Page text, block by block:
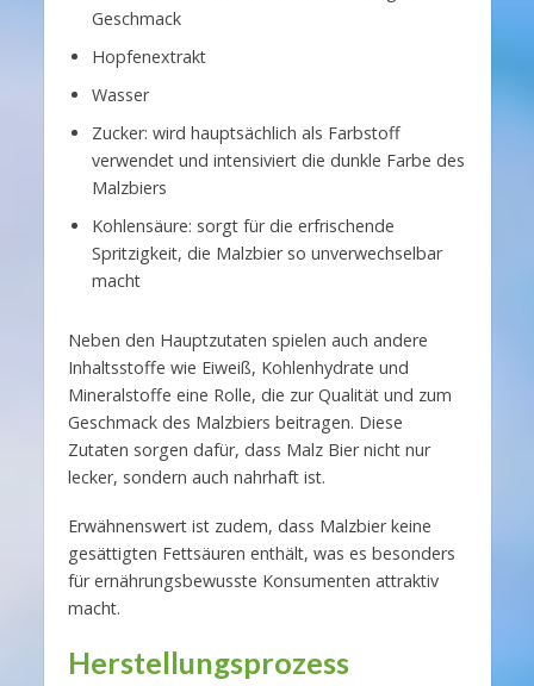
Geschmack
Hopfenextrakt
Wasser
Zucker: wird hauptsächlich als Farbstoff
verwendet und intensiviert die dunkle Farbe des
Malzbiers
Kohlensäure: sorgt für die erfrischende
Spritzigkeit, die Malzbier so unverwechselbar
macht
Neben den Hauptzutaten spielen auch andere
Inhaltsstoffe wie Eiweiß, Kohlenhydrate und
Mineralstoffe eine Rolle, die zur Qualität und zum
Geschmack des Malzbiers beitragen. Diese
Zutaten sorgen dafür, dass Malz Bier nicht nur
lecker, sondern auch nahrhaft ist.
Erwähnenswert ist zudem, dass Malzbier keine
gesättigten Fettsäuren enthält, was es besonders
für ernährungsbewusste Konsumenten attraktiv
macht.
Herstellungsprozess